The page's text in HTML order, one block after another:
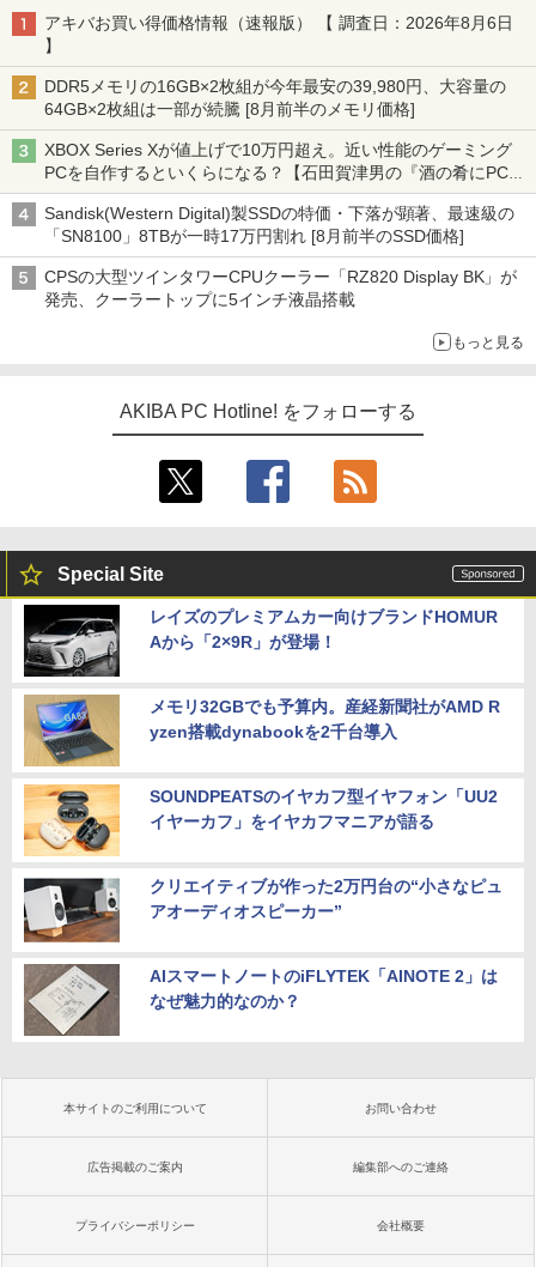
アキバお買い得価格情報（速報版） 【 調査日：2026年8月6日
】
DDR5メモリの16GB×2枚組が今年最安の39,980円、大容量の
64GB×2枚組は一部が続騰 [8月前半のメモリ価格]
XBOX Series Xが値上げで10万円超え。近い性能のゲーミング
PCを自作するといくらになる？【石田賀津男の『酒の肴にPCゲ
ーム』】
Sandisk(Western Digital)製SSDの特価・下落が顕著、最速級の
「SN8100」8TBが一時17万円割れ [8月前半のSSD価格]
CPSの大型ツインタワーCPUクーラー「RZ820 Display BK」が
発売、クーラートップに5インチ液晶搭載
もっと見る
AKIBA PC Hotline! をフォローする
Special Site
レイズのプレミアムカー向けブランドHOMUR
Aから「2×9R」が登場！
メモリ32GBでも予算内。産経新聞社がAMD R
yzen搭載dynabookを2千台導入
SOUNDPEATSのイヤカフ型イヤフォン「UU2
イヤーカフ」をイヤカフマニアが語る
クリエイティブが作った2万円台の“小さなピュ
アオーディオスピーカー”
AIスマートノートのiFLYTEK「AINOTE 2」は
なぜ魅力的なのか？
本サイトのご利用について お問い合わせ
広告掲載のご案内 編集部へのご連絡
プライバシーポリシー 会社概要